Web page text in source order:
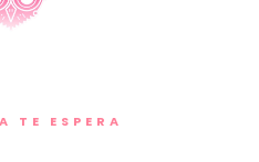
TE ESPERA